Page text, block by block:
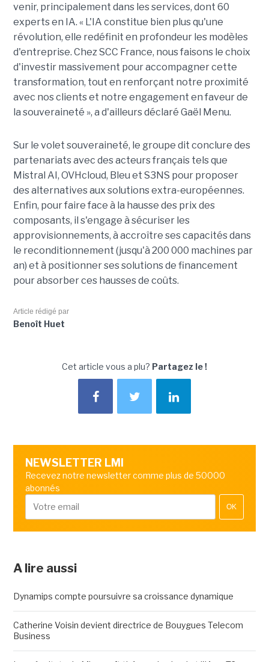
venir, principalement dans les services, dont 60
experts en IA. « L'IA constitue bien plus qu'une
révolution, elle redéfinit en profondeur les modèles
d'entreprise. Chez SCC France, nous faisons le choix
d'investir massivement pour accompagner cette
transformation, tout en renforçant notre proximité
avec nos clients et notre engagement en faveur de
la souveraineté », a d'ailleurs déclaré Gaël Menu.
Sur le volet souveraineté, le groupe dit conclure des
partenariats avec des acteurs français tels que
Mistral AI, OVHcloud, Bleu et S3NS pour proposer
des alternatives aux solutions extra-européennes.
Enfin, pour faire face à la hausse des prix des
composants, il s'engage à sécuriser les
approvisionnements, à accroître ses capacités dans
le reconditionnement (jusqu'à 200 000 machines par
an) et à positionner ses solutions de financement
pour absorber ces hausses de coûts.
Article rédigé par
Benoît Huet
Cet article vous a plu? Partagez le !
NEWSLETTER LMI
Recevez notre newsletter comme plus de 50000
abonnés
OK
A lire aussi
Dynamips compte poursuivre sa croissance dynamique
Catherine Voisin devient directrice de Bouygues Telecom
Business